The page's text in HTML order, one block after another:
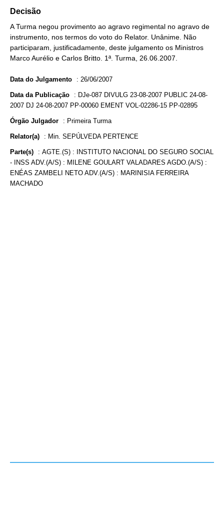
Decisão
A Turma negou provimento ao agravo regimental no agravo de
instrumento, nos termos do voto do Relator. Unânime. Não
participaram, justificadamente, deste julgamento os Ministros
Marco Aurélio e Carlos Britto. 1ª. Turma, 26.06.2007.
Data do Julgamento : 26/06/2007
Data da Publicação : DJe-087 DIVULG 23-08-2007 PUBLIC 24-08-
2007 DJ 24-08-2007 PP-00060 EMENT VOL-02286-15 PP-02895
Órgão Julgador : Primeira Turma
Relator(a) : Min. SEPÚLVEDA PERTENCE
Parte(s) : AGTE.(S) : INSTITUTO NACIONAL DO SEGURO SOCIAL
- INSS ADV.(A/S) : MILENE GOULART VALADARES AGDO.(A/S) :
ENÉAS ZAMBELI NETO ADV.(A/S) : MARINISIA FERREIRA
MACHADO